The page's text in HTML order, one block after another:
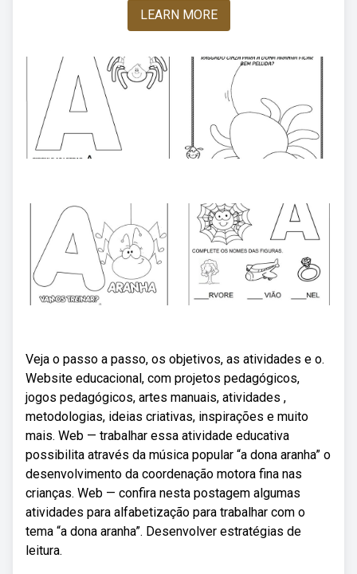
LEARN MORE
Veja o passo a passo, os objetivos, as atividades e o.
Website educacional, com projetos pedagógicos,
jogos pedagógicos, artes manuais, atividades ,
metodologias, ideias criativas, inspirações e muito
mais. Web — trabalhar essa atividade educativa
possibilita através da música popular “a dona aranha” o
desenvolvimento da coordenação motora fina nas
crianças. Web — confira nesta postagem algumas
atividades para alfabetização para trabalhar com o
tema “a dona aranha”. Desenvolver estratégias de
leitura.